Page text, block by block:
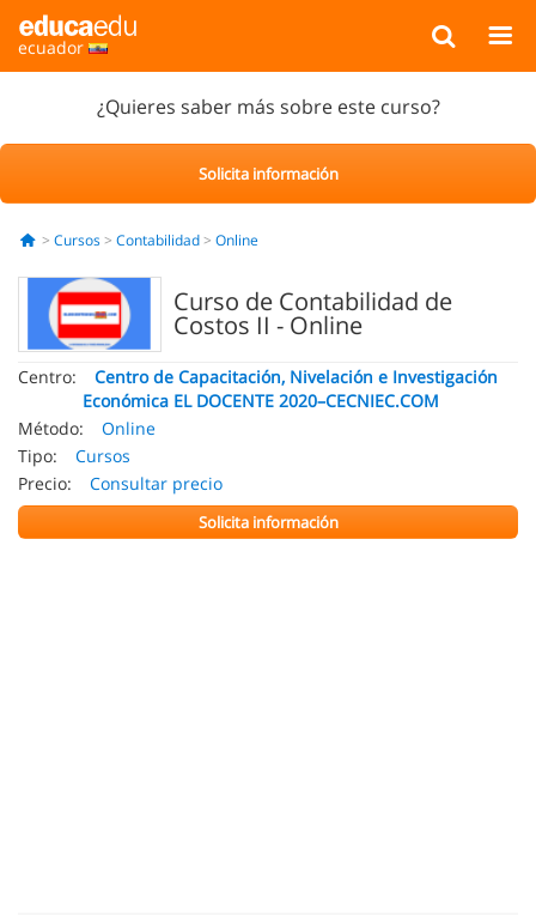
ecuador
¿Quieres saber más sobre este curso?
Solicita información
Cursos Contabilidad Online
Curso de Contabilidad de
Costos II - Online
Centro:
Centro de Capacitación, Nivelación e Investigación
Económica EL DOCENTE 2020–CECNIEC.COM
Método:
Online
Tipo:
Cursos
Precio:
Consultar precio
Solicita información